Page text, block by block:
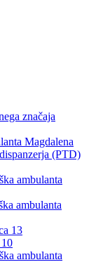
značaja
Magdalena
(PTD)
ambulanta
ambulanta
13
ambulanta